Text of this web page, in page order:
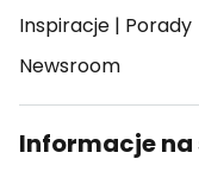
Inspiracje | Porady
Newsroom
Informacje